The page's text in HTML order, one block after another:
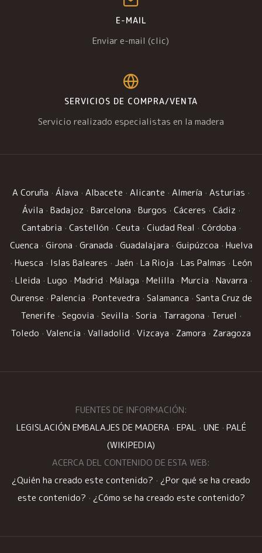
E-MAIL
Enviar e-mail (clic)
SERVICIOS DE COMPRA/VENTA
Servicio realizado especialistas en la madera
A Coruña · Álava · Albacete · Alicante · Almería · Asturias ·
Ávila · Badajoz · Barcelona · Burgos · Cáceres · Cádiz ·
Cantabria · Castellón · Ceuta · Ciudad Real · Córdoba ·
Cuenca · Girona · Granada · Guadalajara · Guipúzcoa · Huelva
· Huesca · Islas Baleares · Jaén · La Rioja · Las Palmas · León
· Lleida · Lugo · Madrid · Málaga · Melilla · Murcia · Navarra ·
Ourense · Palencia · Pontevedra · Salamanca · Santa Cruz de
Tenerife · Segovia · Sevilla · Soria · Tarragona · Teruel ·
Toledo · Valencia · Valladolid · Vizcaya · Zamora · Zaragoza
FUENTES DE INFORMACIÓN:
LEGISLACIÓN EMBALAJES DE MADERA · EPAL· UNE · PALÉ
(WIKIPEDIA)
ACERCA DEL CONTENIDO DE ESTA WEB:
¿Quién ha creado este contenido? · ¿Por qué se ha creado
este contenido? · ¿Cómo se ha creado este contenido?